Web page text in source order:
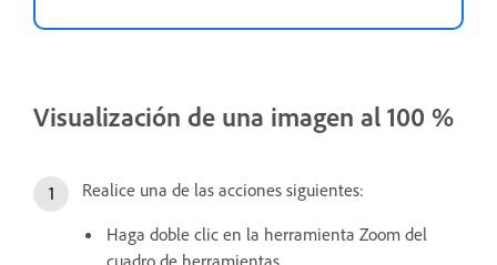
Visualización de una imagen al 100 %
Realice una de las acciones siguientes:
Haga doble clic en la herramienta Zoom del
cuadro de herramientas.